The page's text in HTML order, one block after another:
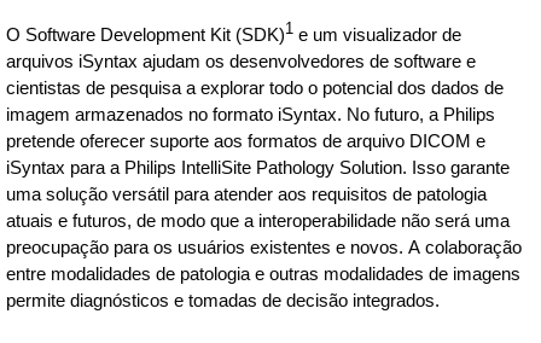
O Software Development Kit (SDK)1 e um visualizador de
arquivos iSyntax ajudam os desenvolvedores de software e
cientistas de pesquisa a explorar todo o potencial dos dados de
imagem armazenados no formato iSyntax. No futuro, a Philips
pretende oferecer suporte aos formatos de arquivo DICOM e
iSyntax para a Philips IntelliSite Pathology Solution. Isso garante
uma solução versátil para atender aos requisitos de patologia
atuais e futuros, de modo que a interoperabilidade não será uma
preocupação para os usuários existentes e novos. A colaboração
entre modalidades de patologia e outras modalidades de imagens
permite diagnósticos e tomadas de decisão integrados.